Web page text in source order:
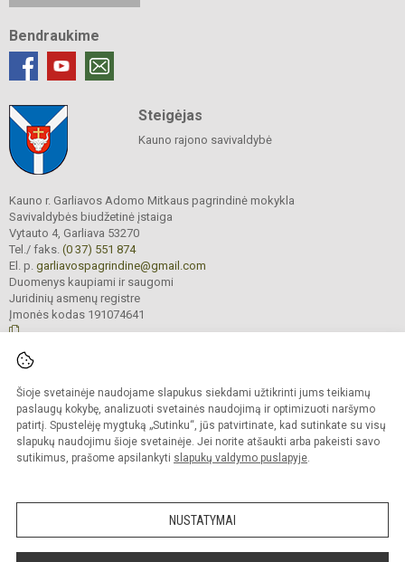
Šioje svetainėje naudojame slapukus siekdami užtikrinti jums teikiamų
paslaugų kokybę, analizuoti svetainės naudojimą ir optimizuoti naršymo
patirtį. Spustelėję mygtuką „Sutinku“, jūs patvirtinate, kad sutinkate su visų
slapukų naudojimu šioje svetainėje. Jei norite atšaukti arba pakeisti savo
sutikimus, prašome apsilankyti slapukų valdymo puslapyje.
NUSTATYMAI
Bendraukime
Steigėjas
Kauno rajono savivaldybė
Kauno r. Garliavos Adomo Mitkaus pagrindinė mokykla
Savivaldybės biudžetinė įstaiga
Vytauto 4, Garliava 53270
Tel./ faks. (0 37) 551 874
El. p. garliavospagrindine@gmail.com
Duomenys kaupiami ir saugomi
Juridinių asmenų registre
Įmonės kodas 191074641
saugomos.
Kopijuoti turinį be raštiško įstaigos administracijos sutikimo griežtai draudžiama
Prieinamumo paraiška Slapukų valdymas
Sumanus būdas atnaujinti